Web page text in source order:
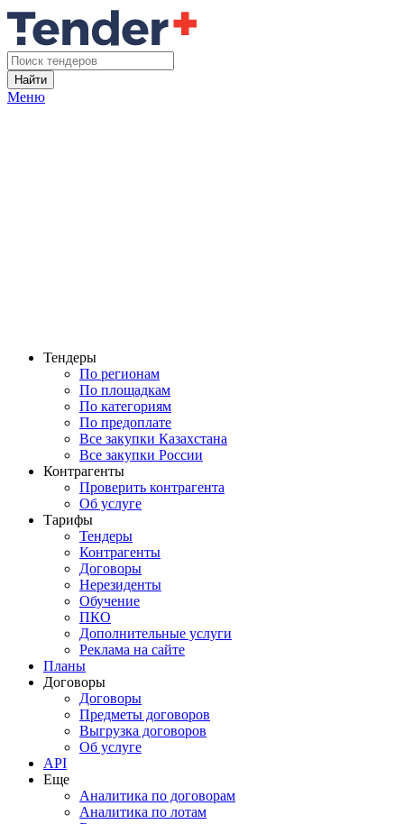
Найти
Меню
Тендеры
По регионам
По площадкам
По категориям
По предоплате
Все закупки Казахстана
Все закупки России
Контрагенты
Проверить контрагента
Об услуге
Тарифы
Тендеры
Контрагенты
Договоры
Нерезиденты
Обучение
ПКО
Дополнительные услуги
Реклама на сайте
Планы
Договоры
Договоры
Предметы договоров
Выгрузка договоров
Об услуге
API
Еще
Аналитика по договорам
Аналитика по лотам